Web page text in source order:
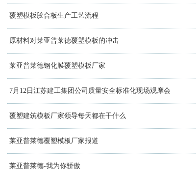
覆塑模板胶合板生产工艺流程
原材料对莱亚普莱德覆塑模板的冲击
莱亚普莱德钢化膜覆塑模板厂家
7月12日江苏建工集团公司质量安全标准化现场观摩会
覆塑建筑模板厂家领导每天都在干什么
莱亚普莱德覆塑模板厂家报道
莱亚普莱德-我为你骄傲